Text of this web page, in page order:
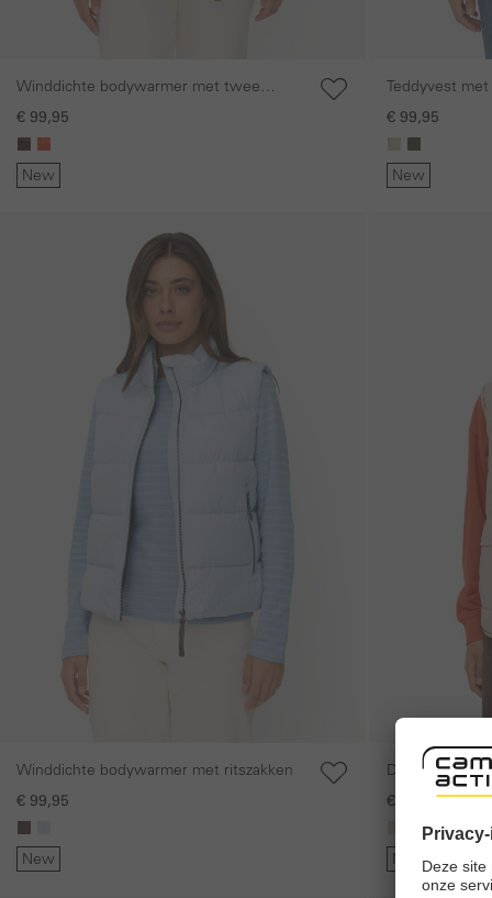
Winddichte bodywarmer met twee
binnenzakken
€ 99,95
New
Teddyvest
€ 99,95
New
Winddichte bodywarmer met ritszakken
€ 99,95
New
Draagbare
€ 129,95
New
In order to offer you the best possible
preferred language and delivery country and